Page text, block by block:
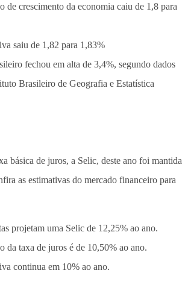
de crescimento da economia caiu de 1,8 para
saiu de 1,82 para 1,83%
fechou em alta de 3,4%, segundo dados
Brasileiro de Geografia e Estatística
básica de juros, a Selic, deste ano foi mantida
as estimativas do mercado financeiro para
projetam uma Selic de 12,25% ao ano.
da taxa de juros é de 10,50% ao ano.
continua em 10% ao ano.